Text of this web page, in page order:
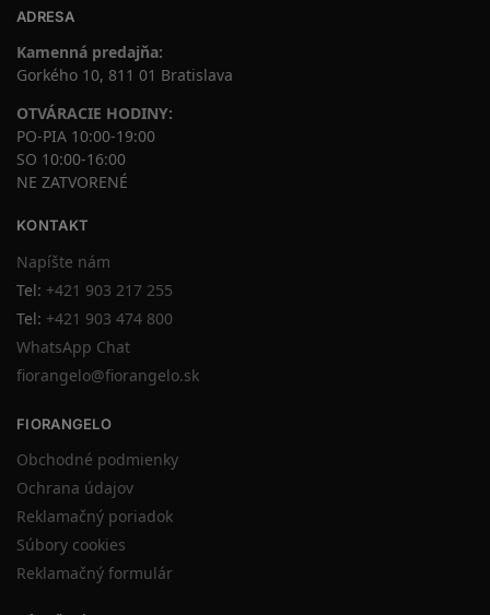
ADRESA
Kamenná predajňa:
Gorkého 10, 811 01 Bratislava
OTVÁRACIE HODINY:
PO-PIA 10:00-19:00
SO 10:00-16:00
NE ZATVORENÉ
KONTAKT
Napíšte nám
Tel: +421 903 217 255
Tel: +421 903 474 800
WhatsApp Chat
fiorangelo@fiorangelo.sk
FIORANGELO
Obchodné podmienky
Ochrana údajov
Reklamačný poriadok
Súbory cookies
Reklamačný formulár